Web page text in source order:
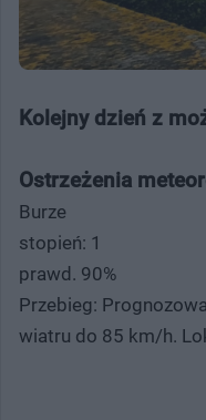
Kolejny dzień z
Ostrzeżenia
Burze
stopień: 1
prawd. 90%
Przebieg:
wiatru do 85 km/h.